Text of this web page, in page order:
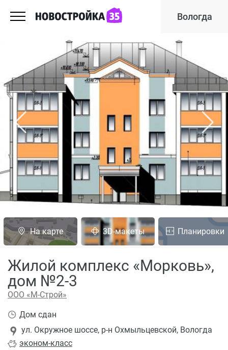
Вологда
На карте 3D-макеты Планировки
Жилой комплекс «Морковь»,
дом №2-3
ООО «М-Строй»
эконом-класс
ул. Окружное шоссе, р-н Охмыльцевской, Вологда
Дом сдан